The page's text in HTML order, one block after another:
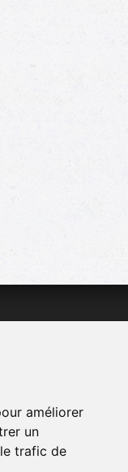
améliorer
un
trafic de